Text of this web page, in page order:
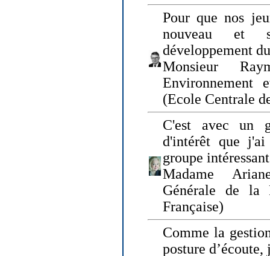
Pour que nos
nouveau et
développement
Monsieur
Environnement
(Ecole Centrale
C'est avec un
d'intérêt que
groupe
Madame
Générale de la
Française)
Comme la
posture